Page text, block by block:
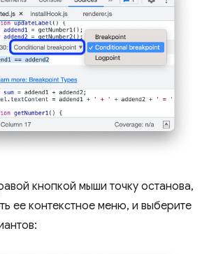
кнопкой мыши точку останова,
ее контекстное меню, и выберите